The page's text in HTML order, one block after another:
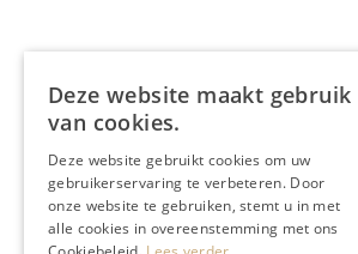
Deze website maakt gebruik
van cookies.
Deze website gebruikt cookies om uw
gebruikerservaring te verbeteren. Door
onze website te gebruiken, stemt u in met
alle cookies in overeenstemming met ons